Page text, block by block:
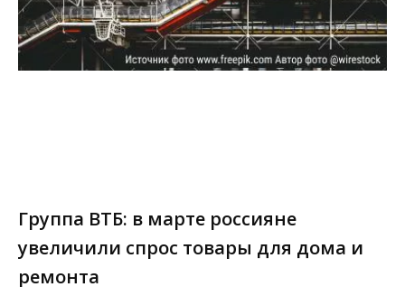
Группа ВТБ: в марте россияне
увеличили спрос товары для дома и
ремонта